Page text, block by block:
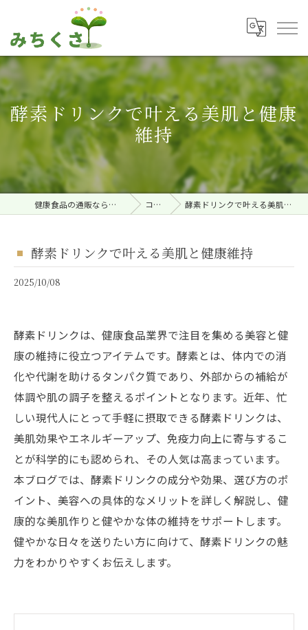
酵素ドリンクで叶える美肌と健康
維持
健康食品の通販ならみちくさ。 コラム 酵素ドリンクで叶える美肌と健康維持
酵素ドリンクで叶える美肌と健康維持
2025/10/08
酵素ドリンクは、健康食品業界で注目を集める美容と健
康の維持に役立つアイテムです。酵素とは、体内での消
化や代謝を助けるタンパク質であり、外部からの補給が
体調や肌の調子を整えるポイントとなります。近年、忙
しい現代人にとって手軽に摂取できる酵素ドリンクは、
美肌効果やエネルギーアップ、免疫力向上に寄与するこ
とが科学的にも認められ、その人気は高まっています。
本ブログでは、酵素ドリンクの成分や効果、選び方のポ
イント、美容への具体的なメリットを詳しく解説し、健
康的な美肌作りと健やかな体の維持をサポートします。
健やかな日々を送りたい方に向けて、酵素ドリンクの魅
力をわかりやすくお伝えします。